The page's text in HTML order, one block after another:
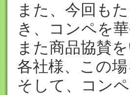
また、今回も
き、コンペを
また商品協賛
各社様、この
そして、コン